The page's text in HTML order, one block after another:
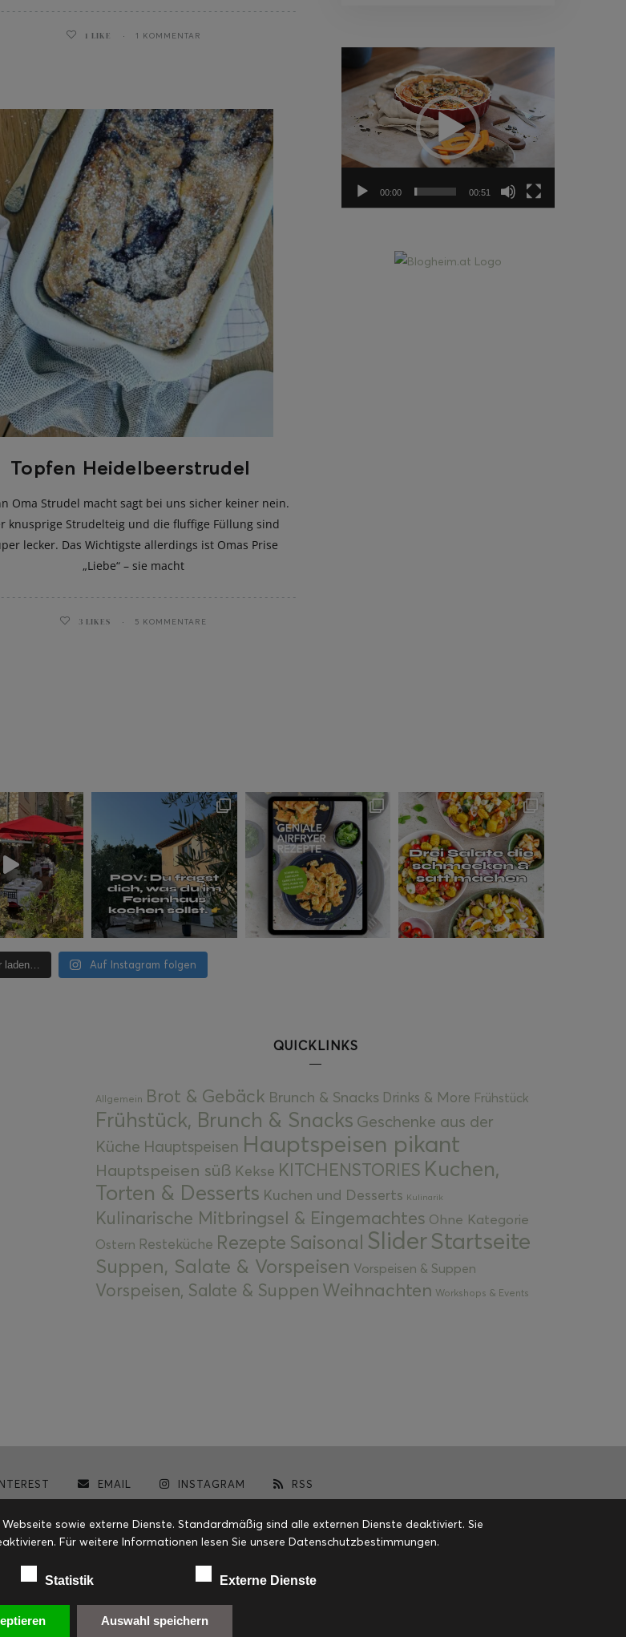
1 LIKE 1 KOMMENTAR
Topfen Heidelbeerstrudel
Oma Strudel macht sagt bei uns sicher keiner nein.
knusprige Strudelteig und die fluffige Füllung sind
lecker. Das Wichtigste allerdings ist Omas Prise
„Liebe“ – sie macht
3 LIKES 5 KOMMENTARE
Video-
Player
00:00 00:51
laden… Auf Instagram folgen
QUICKLINKS
Allgemein Brot & Gebäck Brunch & Snacks Drinks & More Frühstück
Frühstück, Brunch & Snacks Geschenke aus der
Küche Hauptspeisen Hauptspeisen pikant
Hauptspeisen süß Kekse KITCHENSTORIES Kuchen,
Torten & Desserts Kuchen und Desserts Kulinarik
Kulinarische Mitbringsel & Eingemachtes Ohne Kategorie
Ostern Resteküche Rezepte Saisonal SliderStartseite
Suppen, Salate & Vorspeisen Vorspeisen & Suppen
Vorspeisen, Salate & Suppen Weihnachten Workshops & Events
EMAIL INSTAGRAM RSS
sowie externe Dienste. Standardmäßig sind alle externen Dienste deaktiviert. Sie
Für weitere Informationen lesen Sie unsere Datenschutzbestimmungen.
Statistik Externe Dienste
Auswahl speichern